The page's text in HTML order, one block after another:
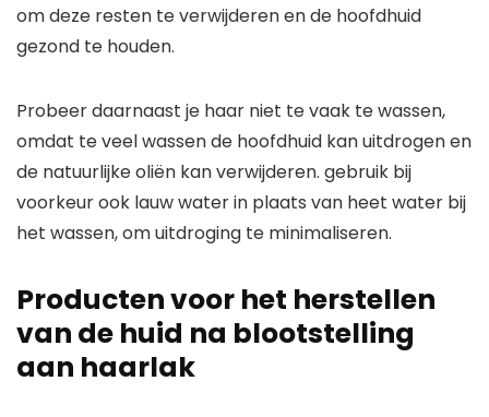
om deze resten te verwijderen en de hoofdhuid
gezond te houden.
Probeer daarnaast je haar niet te vaak te wassen,
omdat te veel wassen de hoofdhuid kan uitdrogen en
de natuurlijke oliën kan verwijderen. gebruik bij
voorkeur ook lauw water in plaats van heet water bij
het wassen, om uitdroging te minimaliseren.
Producten voor het herstellen
van de huid na blootstelling
aan haarlak